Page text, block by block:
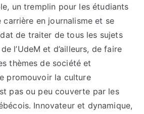
un tremplin pour les étudiants
en journalisme et se
de traiter de tous les sujets
l’UdeM et d’ailleurs, de faire
thèmes de société et
promouvoir la culture
pas ou peu couverte par les
Innovateur et dynamique,